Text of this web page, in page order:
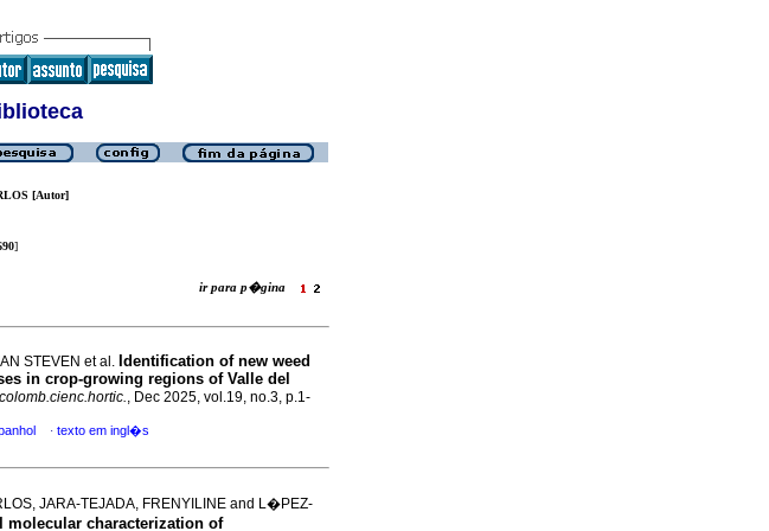
[Autor]
]
ir para p�gina
STEVEN et al. Identification of new weed
in crop-growing regions of Valle del
, Dec 2025, vol.19, no.3, p.1-
· texto em ingl�s
JARA-TEJADA, FRENYILINE and L�PEZ-
molecular characterization of